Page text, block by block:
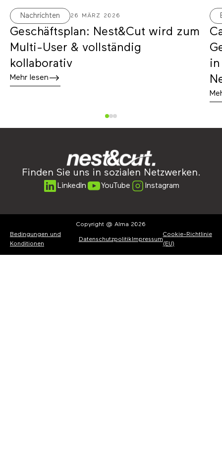
Nachrichten 26 MÄRZ 2026
Geschäftsplan: Nest&Cut wird zum
Multi-User & vollständig
kollaborativ
Mehr lesen
Finden Sie uns in sozialen Netzwerken.
LinkedIn YouTube Instagram
Copyright @ Alma 2026
Bedingungen und
Konditionen
Datenschutzpolitik Impressum
Cookie-Richtlinie
(EU)